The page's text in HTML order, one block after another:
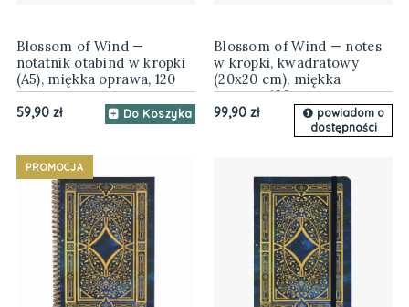
Blossom of Wind —
notatnik otabind w kropki
(A5), miękka oprawa, 120
gsm
59,90 zł Do Koszyka
Blossom of Wind — notes
w kropki, kwadratowy
(20x20 cm), miękka
oprawa, 120 gsm
99,90 zł
powiadom o
dostępności
PROMOCJA